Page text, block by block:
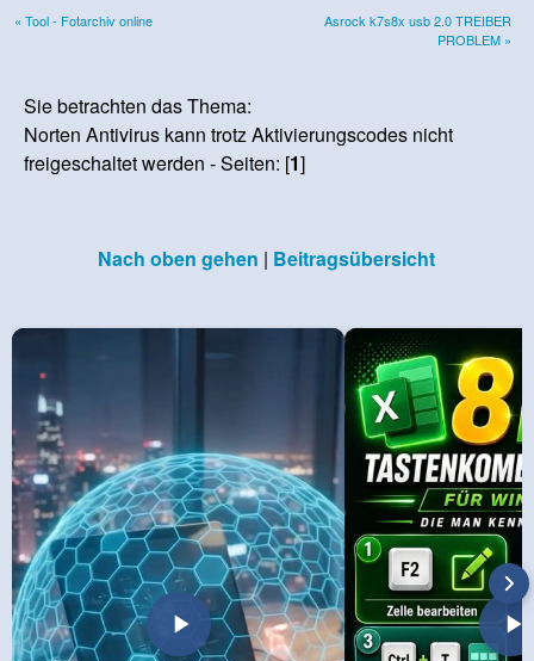
« Tool - Fotarchiv online
Asrock k7s8x usb 2.0 TREIBER
PROBLEM »
Sie betrachten das Thema:
Norten Antivirus kann trotz Aktivierungscodes nicht
freigeschaltet werden - Seiten: [1]
Nach oben gehen | Beitragsübersicht